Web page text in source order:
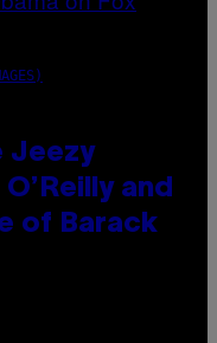
Jeezy
and
of Barack